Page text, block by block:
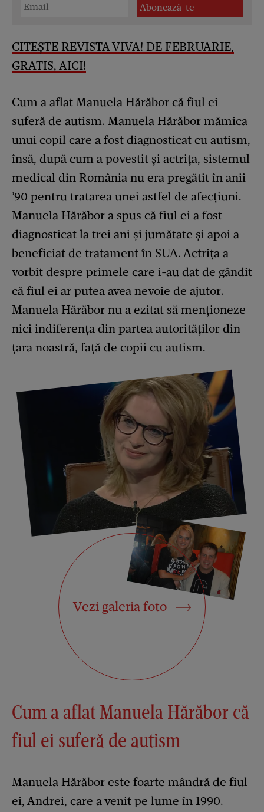
CITEȘTE REVISTA VIVA! DE FEBRUARIE,
GRATIS, AICI!
Cum a aflat Manuela Hărăbor că fiul ei
suferă de autism. Manuela Hărăbor mămica
unui copil care a fost diagnosticat cu autism,
însă, după cum a povestit și actrița, sistemul
medical din România nu era pregătit în anii
’90 pentru tratarea unei astfel de afecțiuni.
Manuela Hărăbor a spus că fiul ei a fost
diagnosticat la trei ani și jumătate și apoi a
beneficiat de tratament în SUA. Actrița a
vorbit despre primele care i-au dat de gândit
că fiul ei ar putea avea nevoie de ajutor.
Manuela Hărăbor nu a ezitat să menționeze
nici indiferența din partea autorităților din
țara noastră, față de copii cu autism.
Vezi galeria foto
Cum a aflat Manuela Hărăbor că
fiul ei suferă de autism
Manuela Hărăbor este foarte mândră de fiul
ei, Andrei, care a venit pe lume în 1990.